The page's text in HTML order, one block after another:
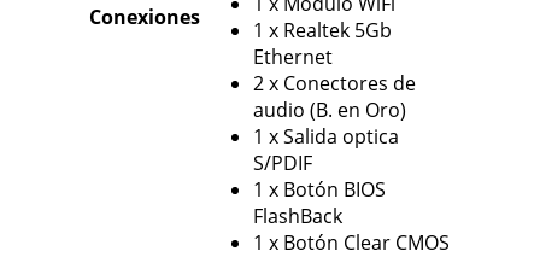
Conexiones
1 x Realtek 5Gb
Ethernet
2 x Conectores de
audio (B. en Oro)
1 x Salida optica
S/PDIF
1 x Botón BIOS
FlashBack
1 x Botón Clear CMOS